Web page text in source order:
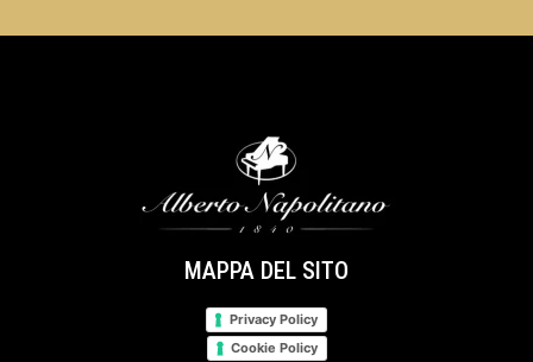
MAPPA DEL SITO
Privacy Policy
Cookie Policy